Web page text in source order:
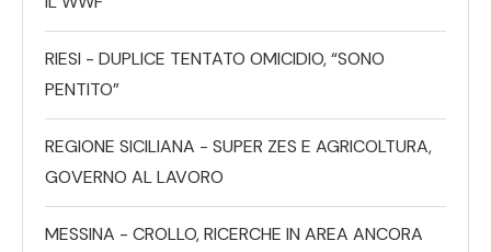
RIESI - DUPLICE TENTATO OMICIDIO, “SONO
PENTITO”
REGIONE SICILIANA - SUPER ZES E AGRICOLTURA,
GOVERNO AL LAVORO
MESSINA - CROLLO, RICERCHE IN AREA ANCORA